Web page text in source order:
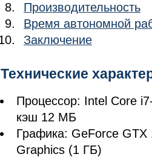
Производительность
Время автономной
Заключение
Технические
Процессор: Intel Core
кэш 12 МБ
Графика: GeForce
Graphics (1 ГБ)